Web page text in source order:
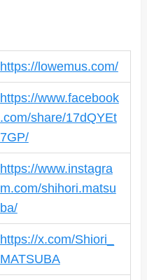
https://lowemus.com/
https://www.facebook
.com/share/17dQYEt
7GP/
https://www.instagra
m.com/shihori.matsu
ba/
https://x.com/Shiori_
MATSUBA